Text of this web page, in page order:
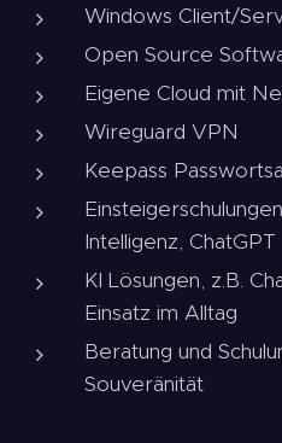
Windows Client/
Open Source
Eigene Cloud mit
Wireguard VPN
Keepass
Intelligenz, ChatGPT
KI Lösungen, z.B.
Einsatz im Alltag
Beratung und
Souveränität